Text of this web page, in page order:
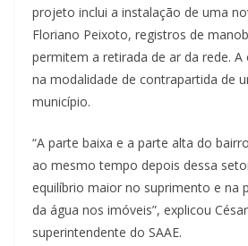
projeto inclui a instalação de uma
Floriano Peixoto, registros de
permitem a retirada de ar da rede. A
na modalidade de contrapartida de
município.
“A parte baixa e a parte alta do
ao mesmo tempo depois dessa
equilíbrio maior no suprimento e na
da água nos imóveis”, explicou
superintendente do SAAE.